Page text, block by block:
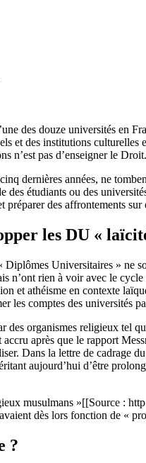
des douze universités en
et des institutions
n’est pas d’enseigner le Droit.
dernières années, ne
des étudiants ou des
des affrontements sur
les DU «
Universitaires » ne
n’ont rien à voir avec le
et athéisme en contexte
les comptes des universités
des organismes religieux
après que le rapport
Dans la lettre de cadrage
aujourd’hui d’être
musulmans »[[Source :
dès lors fonction de «
?